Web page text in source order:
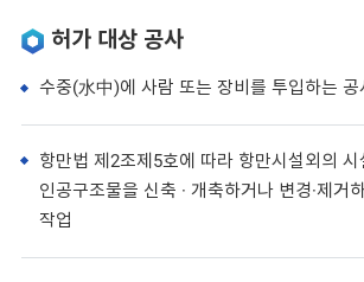
허가 대상 공사
수중(水中)에 사람 또는 장비를 투입하는 공
항만법 제2조제5호에 따라 항만시설외의 시
인공구조물을 신축 · 개축하거나 변경·제거
작업